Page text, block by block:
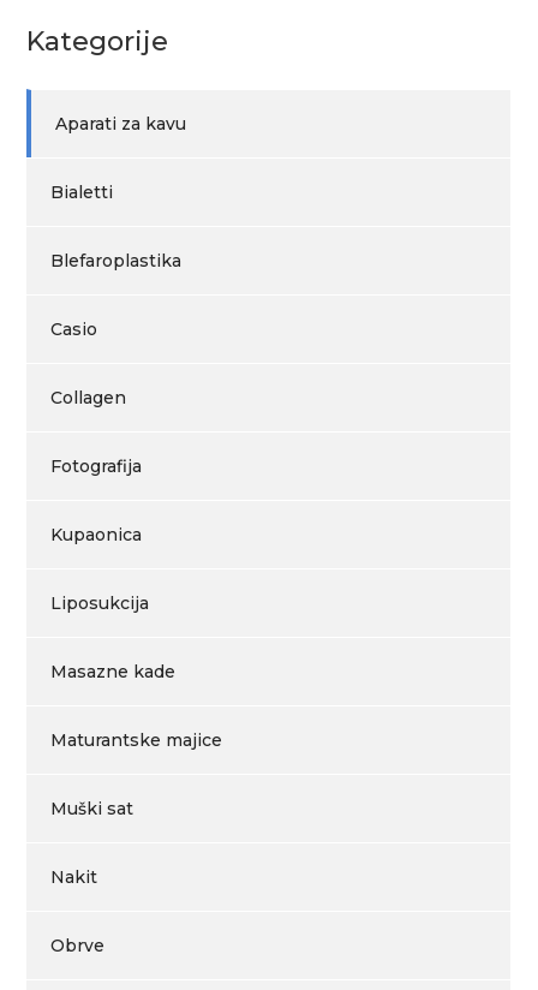
Kategorije
Aparati za kavu
Bialetti
Blefaroplastika
Casio
Collagen
Fotografija
Kupaonica
Liposukcija
Masazne kade
Maturantske majice
Muški sat
Nakit
Obrve